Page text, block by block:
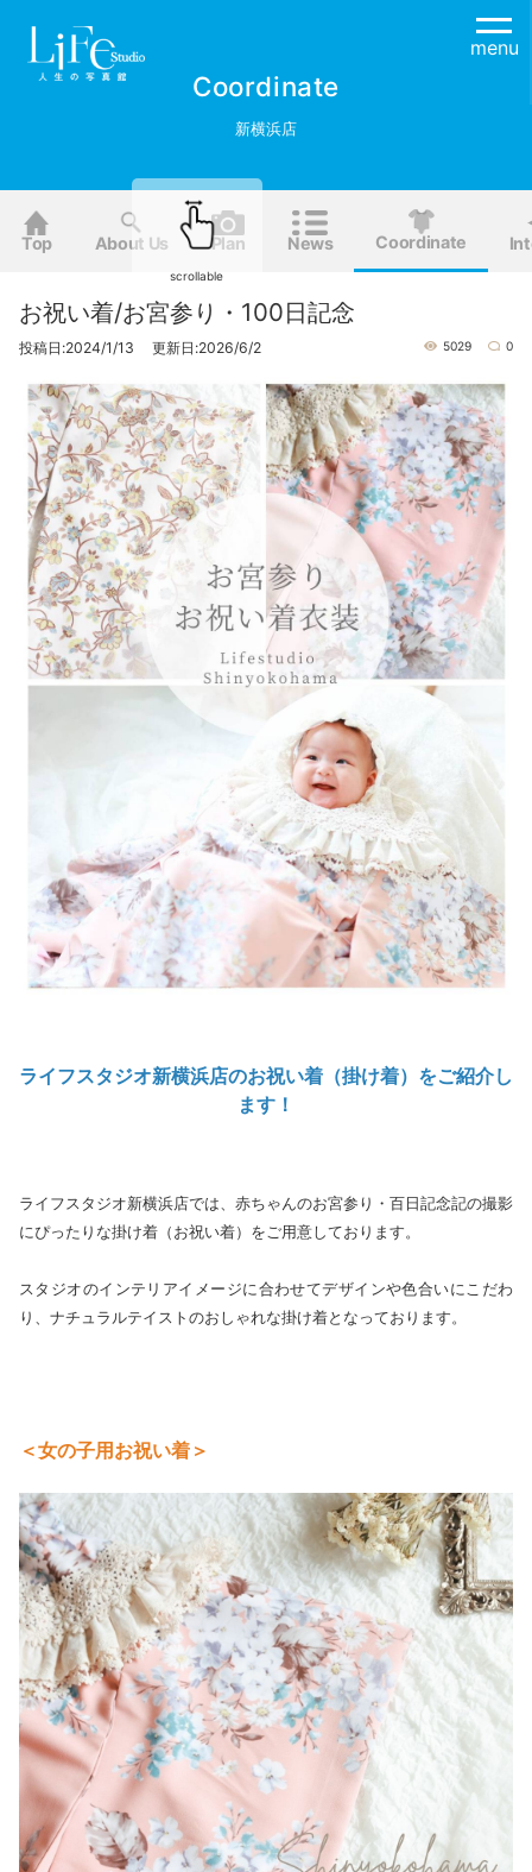
menu
Coordinate
新横浜店
Top About Us Plan News Coordinate
scrollable
お祝い着/お宮参り・100日記念
投稿日:2024/1/13 更新日:2026/6/2 5029 0
ライフスタジオ新横浜店のお祝い着（掛け着）をご紹介し
ます！
ライフスタジオ新横浜店では、赤ちゃんのお宮参り・百日記念記の撮影
にぴったりな掛け着（お祝い着）をご用意しております。
スタジオのインテリアイメージに合わせてデザインや色合いにこだわ
り、ナチュラルテイストのおしゃれな掛け着となっております。
＜女の子用お祝い着＞